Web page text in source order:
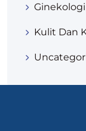
Ginekologi
Kulit Dan